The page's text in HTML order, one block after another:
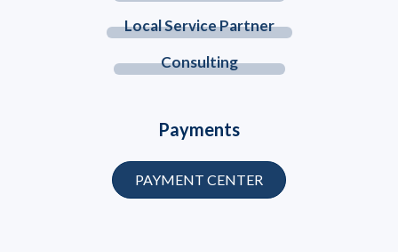
Local Service Partner
Consulting
Payments
PAYMENT CENTER